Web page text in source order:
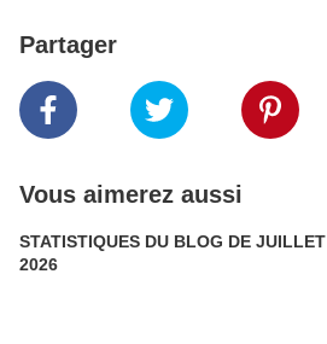
Partager
Vous aimerez aussi
STATISTIQUES DU BLOG DE JUILLET
2026